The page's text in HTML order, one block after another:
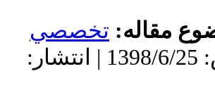
1398/6/25 | انتشار: